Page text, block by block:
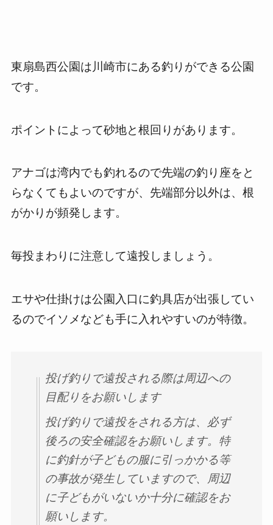
東扇島西公園は川崎市にある釣りができる公園
です。
ポイントによって砂地と根回りがあります。
アナゴは湾内でも釣れるので先端の釣り座をと
らなくてもよいのですが、先端部分以外は、根
がかりが頻発します。
毎投まわりに注意して遠投しましょう。
エサや仕掛けは公園入口に釣具店が出張してい
るのでイソメなども手に入れやすいのが特徴。
投げ釣りで遠投される際は周辺への
目配りをお願いします
投げ釣りで遠投をされる方は、必ず
後ろの安全確認をお願いします。特
に釣針が子どもの服に引っかかる等
の事故が発生していますので、周辺
に子どもがいないか十分に確認をお
願いします。